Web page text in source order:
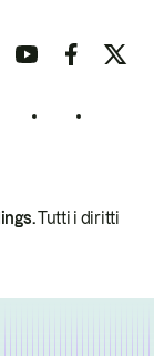
Tutti i diritti